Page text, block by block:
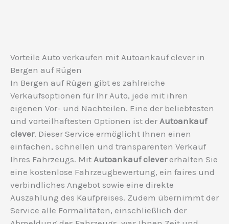
Vorteile Auto verkaufen mit Autoankauf clever in
Bergen auf Rügen
In Bergen auf Rügen gibt es zahlreiche
Verkaufsoptionen für Ihr Auto, jede mit ihren
eigenen Vor- und Nachteilen. Eine der beliebtesten
und vorteilhaftesten Optionen ist der Autoankauf
clever. Dieser Service ermöglicht Ihnen einen
einfachen, schnellen und transparenten Verkauf
Ihres Fahrzeugs. Mit Autoankauf clevererhalten Sie
eine kostenlose Fahrzeugbewertung, ein faires und
verbindliches Angebot sowie eine direkte
Auszahlung des Kaufpreises. Zudem übernimmt der
Service alle Formalitäten, einschließlich der